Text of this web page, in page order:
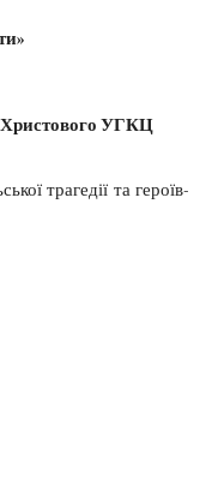
Христового УГКЦ
трагедії та героїв-